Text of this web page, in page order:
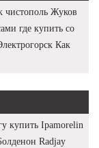
чистополь Жуков
где купить со
Как
купить Ipamorelin
Radjay